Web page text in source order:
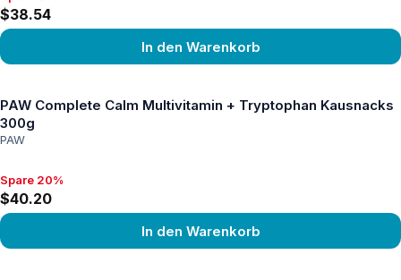
$38.54
In den Warenkorb
PAW Complete Calm Multivitamin + Tryptophan Kausnacks
300g
PAW
Spare 20%, $40.20
Spare 20%
$40.20
In den Warenkorb